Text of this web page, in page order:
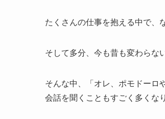
たくさんの仕事を抱える中で、
そして多分、今も昔も変わらな
そんな中、「オレ、ポモドーロ
会話を聞くこともすごく多くな